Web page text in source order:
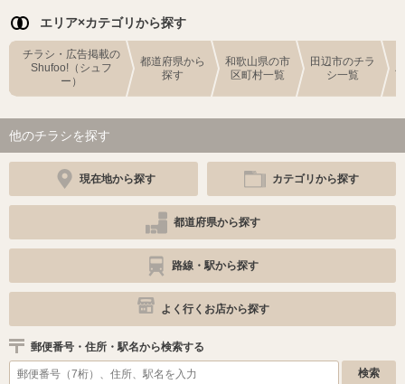
エリア×カテゴリから探す
チラシ・広告掲載の
Shufoo!（シュフ
ー）
都道府県から
探す
和歌山県の市
区町村一覧
田辺市のチラ
シ一覧
他のチラシを探す
現在地から探す カテゴリから探す
都道府県から探す
路線・駅から探す
よく行くお店から探す
郵便番号・住所・駅名から検索する